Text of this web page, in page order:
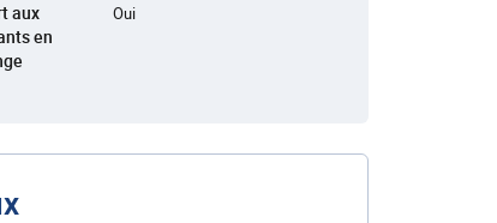
aux
en
Oui